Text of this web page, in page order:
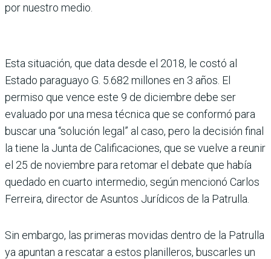
por nuestro medio.
Esta situación, que data desde el 2018, le costó al
Estado para­guayo G. 5.682 millones en 3 años. El
permiso que vence este 9 de diciembre debe ser
evaluado por una mesa téc­nica que se conformó para
buscar una “solución legal” al caso, pero la decisión final
la tiene la Junta de Calificacio­nes, que se vuelve a reunir
el 25 de noviembre para retomar el debate que había
quedado en cuarto intermedio, según mencionó Carlos
Ferreira, director de Asuntos Jurídi­cos de la Patrulla.
Sin embargo, las primeras movidas dentro de la Patru­lla
ya apuntan a rescatar a estos planilleros, buscarles un